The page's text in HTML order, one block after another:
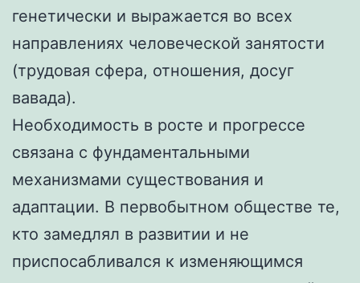
генетически и выражается во всех
направлениях человеческой занятости
(трудовая сфера, отношения, досуг
вавада).
Необходимость в росте и прогрессе
связана с фундаментальными
механизмами существования и
адаптации. В первобытном обществе те,
кто замедлял в развитии и не
приспосабливался к изменяющимся